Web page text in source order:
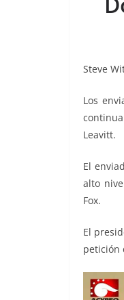
o
k
Steve
Los
Leavitt.
El
alto
Fox.
El
petición